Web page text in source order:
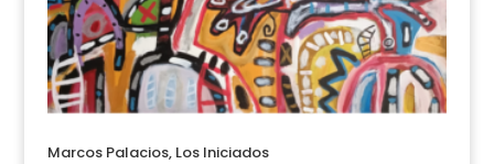
Marcos Palacios, Los Iniciados